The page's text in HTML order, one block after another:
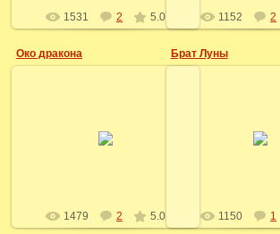
1531 2 5.0 1152 2
Око дракона
1479 2 5.0
Брат Луны
1150 1